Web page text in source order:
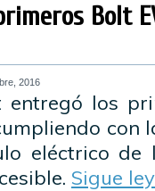
Bolt
2016
entregó los
con
eléctrico
Sigue